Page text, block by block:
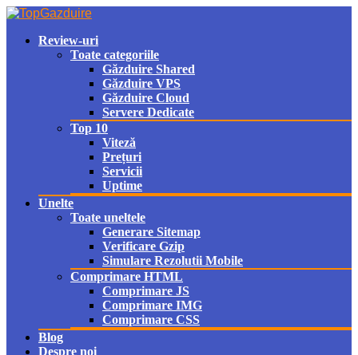
Review-uri
Toate categoriile
Găzduire Shared
Găzduire VPS
Găzduire Cloud
Servere Dedicate
Top 10
Viteză
Prețuri
Servicii
Uptime
Unelte
Toate uneltele
Generare Sitemap
Verificare Gzip
Simulare Rezolutii Mobile
Comprimare HTML
Comprimare JS
Comprimare IMG
Comprimare CSS
Blog
Despre noi